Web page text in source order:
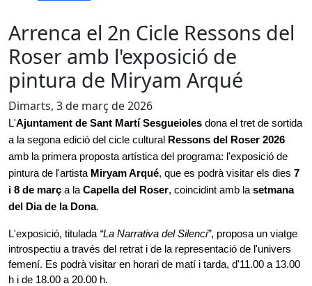
Arrenca el 2n Cicle Ressons del
Roser amb l'exposició de
pintura de Miryam Arqué
Dimarts, 3 de març de 2026
L'Ajuntament de Sant Martí Sesgueioles dona el tret de sortida
a la segona edició del cicle cultural
Ressons del Roser 2026
amb la primera proposta artística del programa: l'exposició de
pintura de l'artista Miryam Arqué, que es podrà visitar els dies 7
i 8 de març a la Capella del Roser, coincidint amb la setmana
del Dia de la Dona.
L'exposició, titulada “La Narrativa del Silenci”, proposa un viatge
introspectiu a través del retrat i de la representació de l'univers
femení. Es podrà visitar en horari de matí i tarda, d'11.00 a 13.00
h i de 18.00 a 20.00 h.